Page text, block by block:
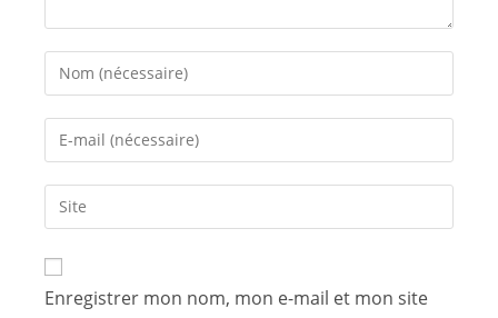
Enregistrer mon nom, mon e-mail et mon site